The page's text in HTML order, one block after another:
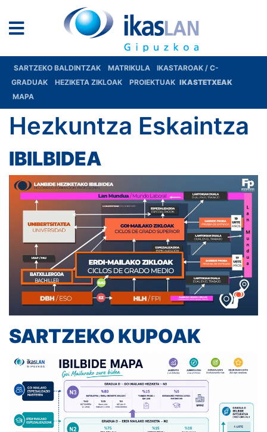
SARTZEKO BALDINTZAK MATRIKULA
IKASTAROAK / C-
GRADUAK
HEZIKETA ZIKLOAK PROIEKTUAK IKASTETXEAK
MAPA
Hezkuntza Eskaintza
IBILBIDEA
SARTZEKO KUPOAK